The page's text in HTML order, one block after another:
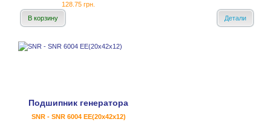
128.75 грн.
В корзину
Детали
Подшипник генератора
SNR - SNR 6004 EE(20x42x12)